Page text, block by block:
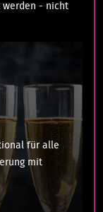
werden - nicht
für alle
mit